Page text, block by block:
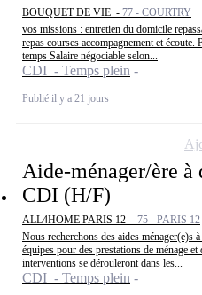
BOUQUET DE VIE - 77 - COURTRY
vos missions : entretien du domicile
repas courses accompagnement et
temps Salaire négociable selon...
CDI - Temps plein
Publié il y a 21 jours
Aide-ménager/ère
CDI (H/F)
ALL4HOME PARIS 12 - 75 - PARIS 12
Nous recherchons des aides
équipes pour des prestations de ménage
interventions se dérouleront dans les...
CDI - Temps plein